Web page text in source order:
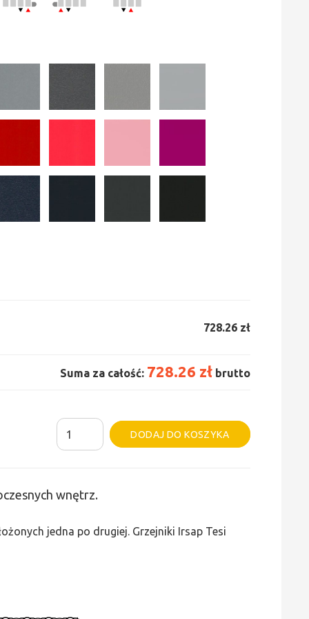
728.26 zł
Suma za całość: 728.26 zł brutto
ilość
Grzejnik
DODAJ DO KOSZYKA
Alternative:
wnętrz.
jedna po drugiej. Grzejniki Irsap Tesi